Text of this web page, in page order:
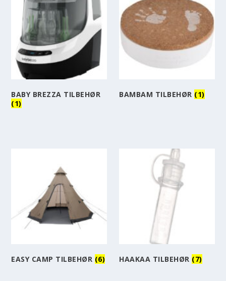
BABY BREZZA TILBEHØR
(1)
BAMBAM TILBEHØR (1)
EASY CAMP TILBEHØR (6) HAAKAA TILBEHØR (7)